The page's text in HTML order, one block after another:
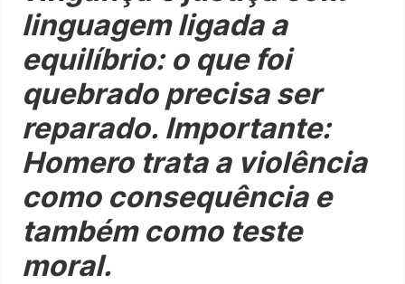
linguagem ligada a
equilíbrio: o que foi
quebrado precisa ser
reparado. Importante:
Homero trata a violência
como consequência e
também como teste
moral.